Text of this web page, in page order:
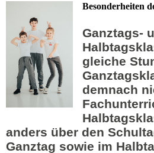
Ganztags-
gleiche
demnach
anders über den
Ganztag sowie im